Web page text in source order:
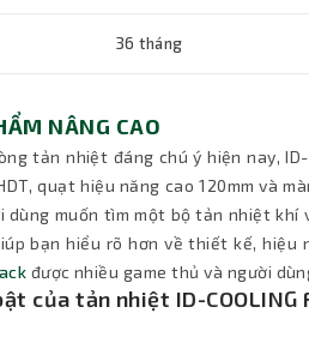
36 tháng
NÂNG CAO
tản nhiệt đáng chú ý hiện nay,
quạt hiệu năng cao 120mm và
dùng muốn tìm một bộ tản nhiệt khí
bạn hiểu rõ hơn về thiết kế, hiệu
được nhiều game thủ và người
của tản nhiệt ID-COOLING